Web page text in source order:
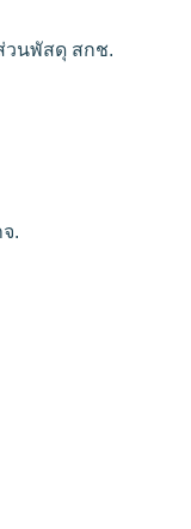
วนพัสดุ สกช.
.